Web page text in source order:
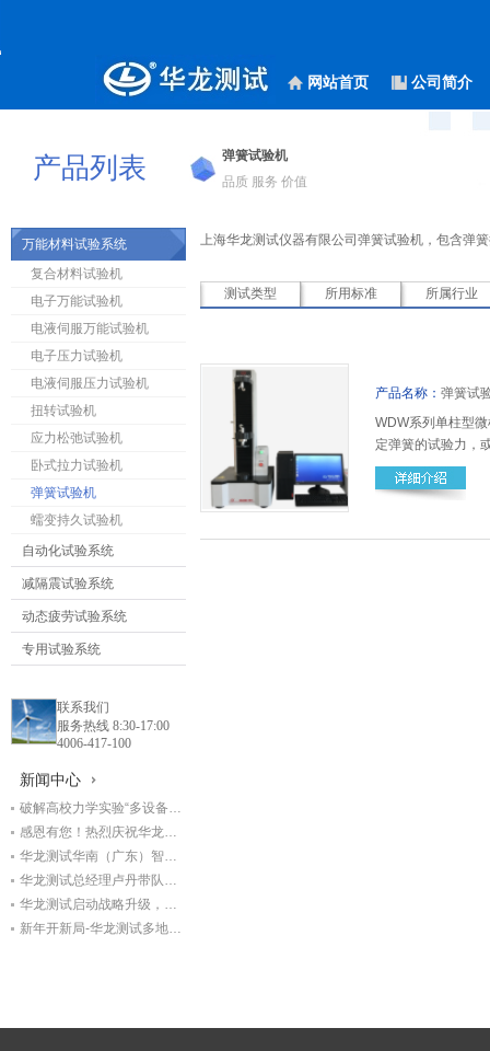
网站首页 公司简介
产品列表
弹簧试验机
品质 服务 价值
万能材料试验系统
复合材料试验机
电子万能试验机
电液伺服万能试验机
电子压力试验机
电液伺服压力试验机
扭转试验机
应力松弛试验机
卧式拉力试验机
弹簧试验机
蠕变持久试验机
自动化试验系统
减隔震试验系统
动态疲劳试验系统
专用试验系统
联系我们
服务热线 8:30-17:00
4006-417-100
新闻中心
破解高校力学实验“多设备学习难”痛点，华龙成套方案再获名校复购
感恩有您！热烈庆祝华龙测试成立33周年!
华龙测试华南（广东）智能制造基地正式开工奠基
华龙测试总经理卢丹带队赴甘肃交科集团回访，深化基建检测领域合作
华龙测试启动战略升级，开启高质量发展新篇章
新年开新局-华龙测试多地设备交付进行时
上海华龙测试仪器有限公司 弹簧试验机，包含弹
测试类型 所用标准 所属行业
产品名称： 弹簧试
WDW系列单柱型
定弹簧的试验力，